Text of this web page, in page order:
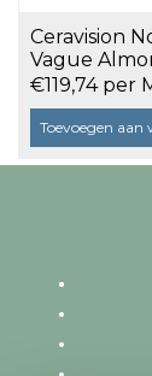
Ceravision
Vague
3x16 a 0,302
€119,74 per
Toevoegen aan